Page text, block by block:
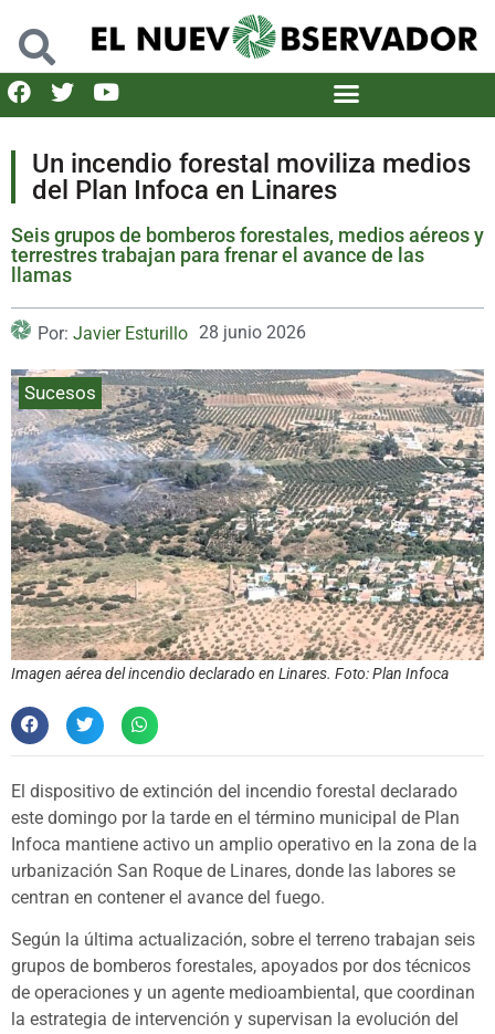
Un incendio forestal moviliza medios
del Plan Infoca en Linares
Seis grupos de bomberos forestales, medios aéreos y
terrestres trabajan para frenar el avance de las
llamas
Por: Javier Esturillo 28 junio 2026
Sucesos
Imagen aérea del incendio declarado en Linares. Foto: Plan Infoca
El dispositivo de extinción del incendio forestal declarado
este domingo por la tarde en el término municipal de Plan
Infoca mantiene activo un amplio operativo en la zona de la
urbanización San Roque de Linares, donde las labores se
centran en contener el avance del fuego.
Según la última actualización, sobre el terreno trabajan seis
grupos de bomberos forestales, apoyados por dos técnicos
de operaciones y un agente medioambiental, que coordinan
la estrategia de intervención y supervisan la evolución del